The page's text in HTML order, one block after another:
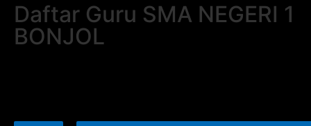
Daftar Guru SMA NEGERI 1
BONJOL